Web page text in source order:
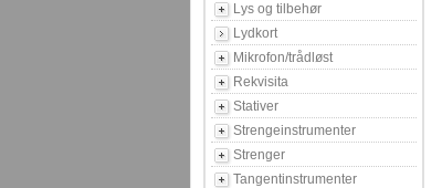
Lys og tilbehør
Lydkort
Mikrofon/trådløst
Rekvisita
Stativer
Strengeinstrumenter
Strenger
Tangentinstrumenter